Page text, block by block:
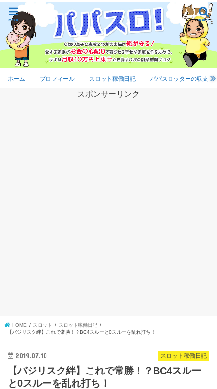
search
menu
ホーム プロフィール スロット稼働日記 パパスロッターの収支
スポンサーリンク
HOME スロット
スロット稼働日記
【バジリスク絆】これで常勝！？BC4スルーと0スルーを乱れ打ち！
スロット稼働日記
2019.07.10
【バジリスク絆】これで常勝！？BC4スルー
と0スルーを乱れ打ち！